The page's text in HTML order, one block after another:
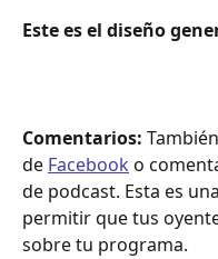
Este es el diseño
Comentarios:
de Facebook o
de podcast. Esta es
permitir que tus
sobre tu programa.